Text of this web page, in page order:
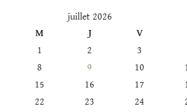
juillet 2026
M J
V
1
2
3
8 9 10
15 16 17
22 23 24